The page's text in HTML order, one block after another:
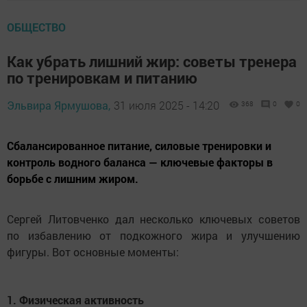
ОБЩЕСТВО
Как убрать лишний жир: советы тренера
по тренировкам и питанию
Эльвира Ярмушова, 31 июля 2025 - 14:20 368 0 0
Сбалансированное питание, силовые тренировки и
контроль водного баланса — ключевые факторы в
борьбе с лишним жиром.
Сергей Литовченко дал несколько ключевых советов
по избавлению от подкожного жира и улучшению
фигуры. Вот основные моменты:
1. Физическая активность